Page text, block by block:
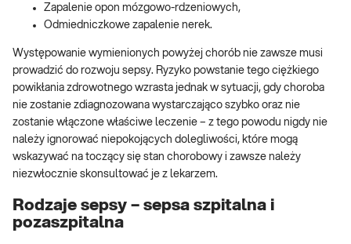
Zapalenie opon mózgowo-rdzeniowych,
Odmiedniczkowe zapalenie nerek.
Występowanie wymienionych powyżej chorób nie zawsze musi
prowadzić do rozwoju sepsy. Ryzyko powstanie tego ciężkiego
powikłania zdrowotnego wzrasta jednak w sytuacji, gdy choroba
nie zostanie zdiagnozowana wystarczająco szybko oraz nie
zostanie włączone właściwe leczenie – z tego powodu nigdy nie
należy ignorować niepokojących dolegliwości, które mogą
wskazywać na toczący się stan chorobowy i zawsze należy
niezwłocznie skonsultować je z lekarzem.
Rodzaje sepsy – sepsa szpitalna i
pozaszpitalna